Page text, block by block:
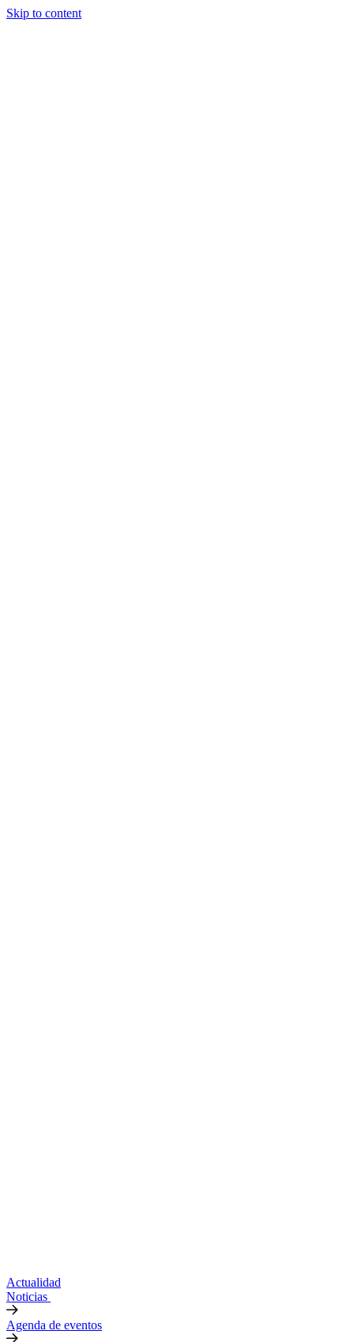
Skip to content
Actualidad
Noticias
Agenda de eventos